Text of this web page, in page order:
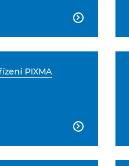

PIXMA
